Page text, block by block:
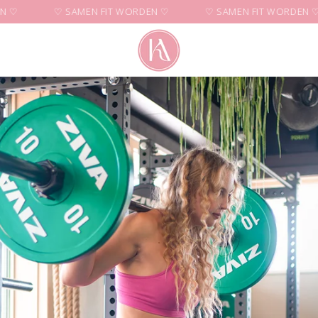
♡ SAMEN FIT WORDEN ♡ ♡ SAMEN FIT WORDEN ♡